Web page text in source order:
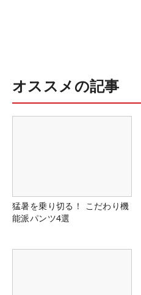
オススメの記事
猛暑を乗り切る！ こだわり機
能派パンツ4選